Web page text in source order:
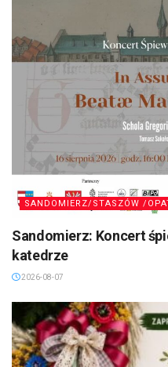
SANDOMIERZ/STASZÓW /
Sandomierz: Koncert
katedrze
2026-08-07